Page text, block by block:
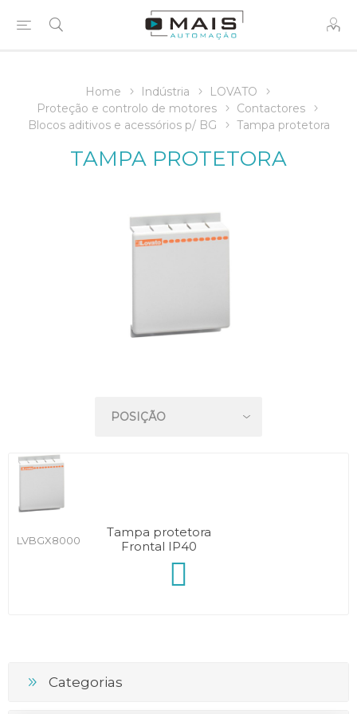
Home Indústria
LOVATO
Proteção e controlo de motores
Contactores
Blocos aditivos e acessórios p/ BG
Tampa protetora
TAMPA PROTETORA
LVBGX8000
Tampa protetora
Frontal IP40
Categorias